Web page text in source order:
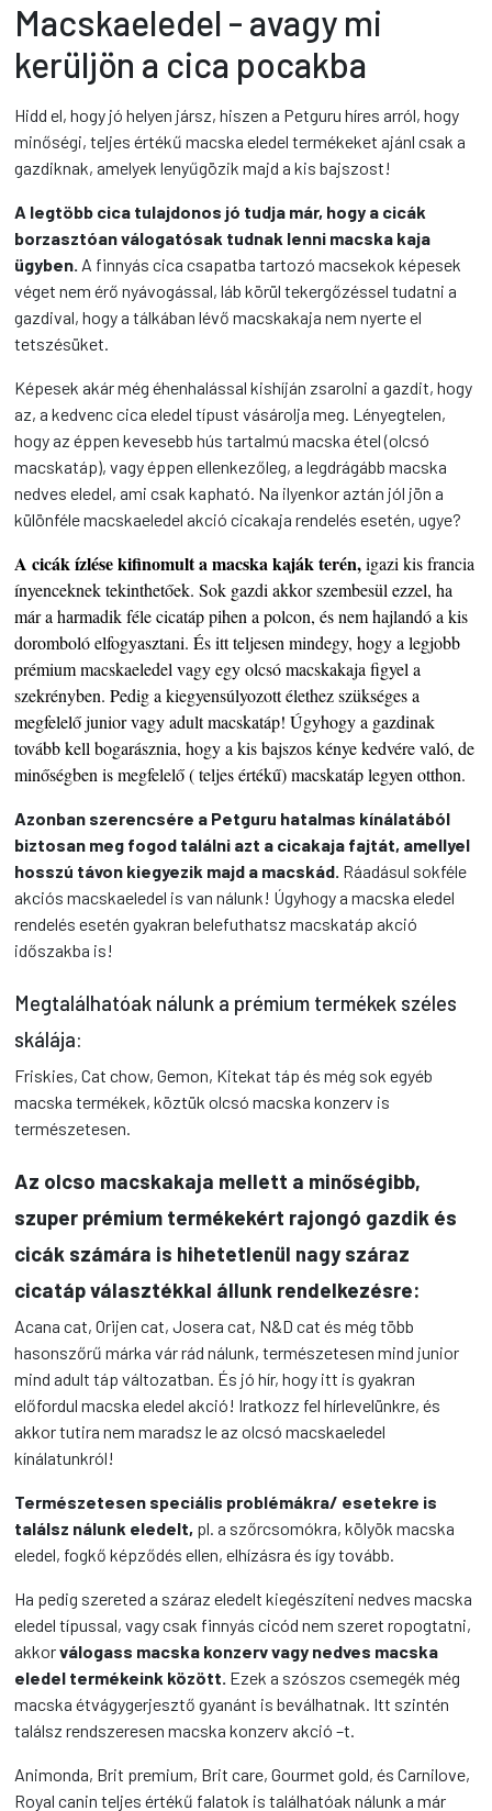
Macskaeledel - avagy mi
kerüljön a cica pocakba
Hidd el, hogy jó helyen jársz, hiszen a Petguru híres arról, hogy
minőségi, teljes értékű macska eledel termékeket ajánl csak a
gazdiknak, amelyek lenyűgözik majd a kis bajszost!
A legtöbb cica tulajdonos jó tudja már, hogy a cicák
borzasztóan válogatósak tudnak lenni macska kaja
ügyben. A finnyás cica csapatba tartozó macsekok képesek
véget nem érő nyávogással, láb körül tekergőzéssel tudatni a
gazdival, hogy a tálkában lévő macskakaja nem nyerte el
tetszésüket.
Képesek akár még éhenhalással kishíján zsarolni a gazdit, hogy
az, a kedvenc cica eledel típust vásárolja meg. Lényegtelen,
hogy az éppen kevesebb hús tartalmú macska étel (olcsó
macskatáp), vagy éppen ellenkezőleg, a legdrágább macska
nedves eledel, ami csak kapható. Na ilyenkor aztán jól jön a
különféle macskaeledel akció cicakaja rendelés esetén, ugye?
A cicák ízlése kifinomult a macska kaják terén,igazi kis francia
ínyenceknek tekinthetőek. Sok gazdi akkor szembesül ezzel, ha
már a harmadik féle cicatáp pihen a polcon, és nem hajlandó a kis
doromboló elfogyasztani. És itt teljesen mindegy, hogy a legjobb
prémium macskaeledel vagy egy olcsó macskakaja figyel a
szekrényben. Pedig a kiegyensúlyozott élethez szükséges a
megfelelő junior vagy adult macskatáp! Úgyhogy a gazdinak
tovább kell bogarásznia, hogy a kis bajszos kénye kedvére való, de
minőségben is megfelelő ( teljes értékű) macskatáp legyen otthon.
Azonban szerencsére a Petguru hatalmas kínálatából
biztosan meg fogod találni azt a cicakaja fajtát, amellyel
hosszú távon kiegyezik majd a macskád. Ráadásul sokféle
akciós macskaeledel is van nálunk! Úgyhogy a macska eledel
rendelés esetén gyakran belefuthatsz macskatáp akció
időszakba is!
Megtalálhatóak nálunk a prémium termékek széles
skálája:
Friskies, Cat chow, Gemon, Kitekat táp és még sok egyéb
macska termékek, köztük olcsó macska konzerv is
természetesen.
Az olcso macskakaja mellett a minőségibb,
szuper prémium termékekért rajongó gazdik és
cicák számára is hihetetlenül nagy száraz
cicatáp választékkal állunk rendelkezésre:
Acana cat, Orijen cat, Josera cat, N&D cat és még több
hasonszőrű márka vár rád nálunk, természetesen mind junior
mind adult táp változatban. És jó hír, hogy itt is gyakran
előfordul macska eledel akció! Iratkozz fel hírlevelünkre, és
akkor tutira nem maradsz le az olcsó macskaeledel
kínálatunkról!
Természetesen speciális problémákra/ esetekre is
találsz nálunk eledelt, pl. a szőrcsomókra, kölyök macska
eledel, fogkő képződés ellen, elhízásra és így tovább.
Ha pedig szereted a száraz eledelt kiegészíteni nedves macska
eledel típussal, vagy csak finnyás cicód nem szeret ropogtatni,
akkorválogass macska konzerv vagy nedves macska
eledel termékeink között. Ezek a szószos csemegék még
macska étvágygerjesztő gyanánt is beválhatnak. Itt szintén
találsz rendszeresen macska konzerv akció –t.
Animonda, Brit premium, Brit care, Gourmet gold, és Carnilove,
Royal canin teljes értékű falatok is találhatóak nálunk a már